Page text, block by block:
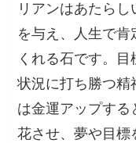
リアンはあたら
を与え、人生で
くれる石です。
状況に打ち勝つ精
は金運アップする
花させ、夢や目標